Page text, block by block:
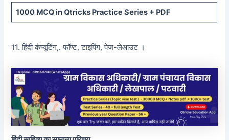
1000 MCQin Qtricks Practice Series + PDF
11. हिंदी कंप्यूटिंग,. फॉण्ट, टाइपिंग, पेज-लेआउट ।